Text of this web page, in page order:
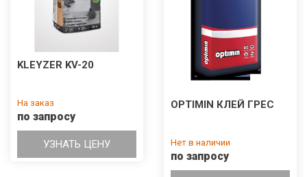
KLEYZER KV-20
На заказ
по запросу
УЗНАТЬ ЦЕНУ
OPTIMIN КЛЕЙ ГРЕС
Нет в наличии
по запросу